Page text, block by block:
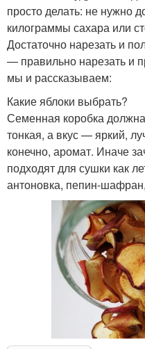
просто делать: не нужно
килограммы сахара или
Достаточно нарезать и
— правильно нарезать и
мы и рассказываем:
Какие яблоки выбрать?
Семенная коробка
тонкая, а вкус — яркий,
конечно, аромат. Иначе
подходят для сушки как
антоновка, пепин-